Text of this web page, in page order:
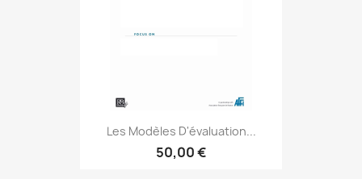
Les Modèles D'évaluation...
50,00 €